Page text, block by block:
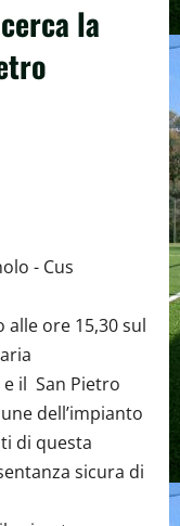
la
alle ore 15,30 sul
e il San Pietro
dell’impianto
di questa
sicura di